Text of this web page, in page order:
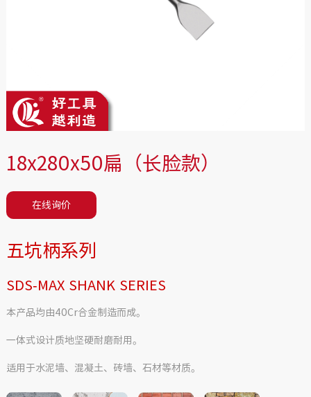
18x280x50扁（长脸款）
在线询价
五坑柄系列
SDS-MAX SHANK SERIES
本产品均由40Cr合金制造而成。
一体式设计质地坚硬耐磨耐用。
适用于水泥墙、混凝土、砖墙、石材等材质。